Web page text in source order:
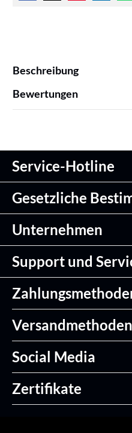
Beschreibung
Bewertungen
Service-Hotline
Gesetzliche
Unternehmen
Support und
Versandmethoden
Social Media
Zertifikate